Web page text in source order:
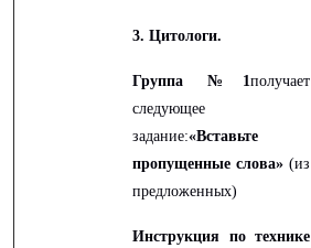
3. Цитологи.
Группа №1получает
следующее
задание:«Вставьте
пропущенные слова» (из
предложенных)
Инструкция по технике